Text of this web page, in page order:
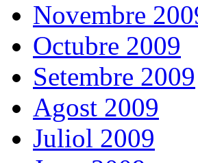
Novembre
Octubre 2009
Setembre 2009
Agost 2009
Juliol 2009